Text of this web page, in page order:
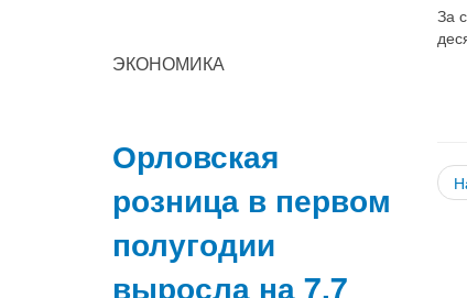
За
ЭКОНОМИКА
Орловская
розница в первом
полугодии
выросла на 7,7